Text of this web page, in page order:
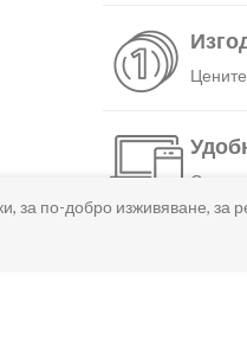
С
за по-добро изживяване, за